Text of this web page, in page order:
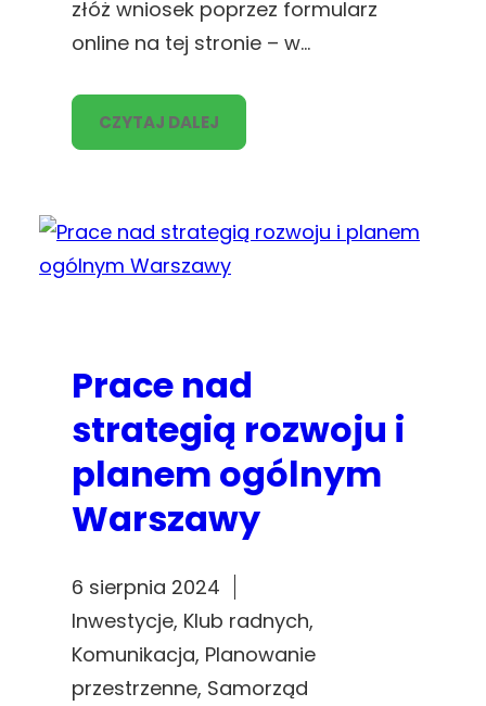
złóż wniosek poprzez formularz
online na tej stronie – w…
CZYTAJ DALEJ
Prace nad
strategią rozwoju i
planem ogólnym
Warszawy
6 sierpnia 2024
Inwestycje, Klub radnych
Komunikacja, Planowanie
przestrzenne, Samorząd